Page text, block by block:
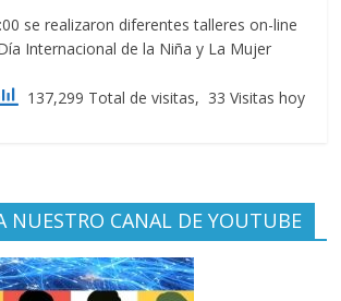
se realizaron diferentes talleres on-line
Internacional de la Niña y La Mujer
137,299 Total de visitas, 33 Visitas hoy
NUESTRO CANAL DE YOUTUBE